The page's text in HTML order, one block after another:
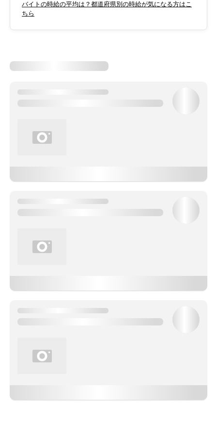
バイトの時給の平均は？都道府県別の時給が気になる方はこ
ちら